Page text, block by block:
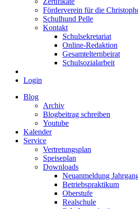
Förderverein für die
Schulhund Pelle
Kontakt
Schulsekretariat
Online-Redaktion
Gesamtelternbeirat
Schulsozialarbeit
Login
Blog
Archiv
Blogbeitrag schreiben
Youtube
Kalender
Service
Vertretungsplan
Speiseplan
Downloads
Neuanmeldung
Betriebspraktikum
Oberstufe
Realschule